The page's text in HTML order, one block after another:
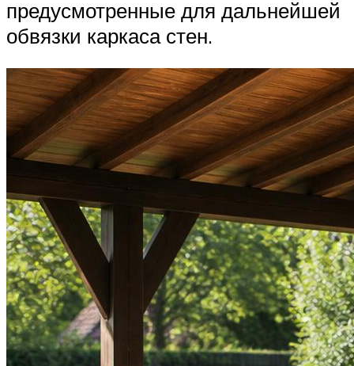
предусмотренные для дальнейшей
обвязки каркаса стен.